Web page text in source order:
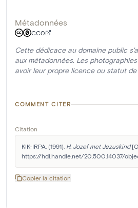
Métadonnées
CC0
Cette dédicace au domaine public
aux métadonnées. Les
avoir leur propre licence ou statut
COMMENT CITER
Citation
KIK-IRPA. (1991). H. Jozef met Jezuskind
https://hdl.handle.net/20.500.14037/
Copier la citation